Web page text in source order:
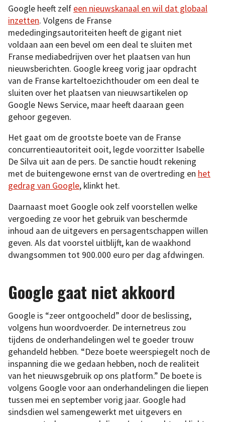
Google heeft zelf een nieuwskanaal en wil dat globaal
inzetten. Volgens de Franse
mededingingsautoriteiten heeft de gigant niet
voldaan aan een bevel om een deal te sluiten met
Franse mediabedrijven over het plaatsen van hun
nieuwsberichten. Google kreeg vorig jaar opdracht
van de Franse karteltoezichthouder om een deal te
sluiten over het plaatsen van nieuwsartikelen op
Google News Service, maar heeft daaraan geen
gehoor gegeven.
Het gaat om de grootste boete van de Franse
concurrentieautoriteit ooit, legde voorzitter Isabelle
De Silva uit aan de pers. De sanctie houdt rekening
met de buitengewone ernst van de overtreding en het
gedrag van Google, klinkt het.
Daarnaast moet Google ook zelf voorstellen welke
vergoeding ze voor het gebruik van beschermde
inhoud aan de uitgevers en persagentschappen willen
geven. Als dat voorstel uitblijft, kan de waakhond
dwangsommen tot 900.000 euro per dag afdwingen.
Google gaat niet akkoord
Google is “zeer ontgoocheld” door de beslissing,
volgens hun woordvoerder. De internetreus zou
tijdens de onderhandelingen wel te goeder trouw
gehandeld hebben. “Deze boete weerspiegelt noch de
inspanning die we gedaan hebben, noch de realiteit
van het nieuwsgebruik op ons platform.” De boete is
volgens Google voor aan onderhandelingen die liepen
tussen mei en september vorig jaar. Google had
sindsdien wel samengewerkt met uitgevers en